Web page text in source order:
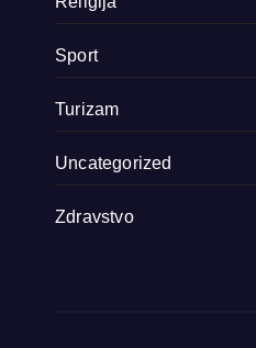
Sport
Turizam
Uncategorized
Zdravstvo